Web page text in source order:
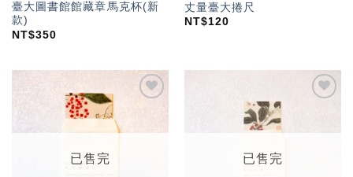
臺大圖書館館藏章馬克杯(新
款)
NT$350
丈量臺大捲尺
NT$120
望輕
已售完 已售完